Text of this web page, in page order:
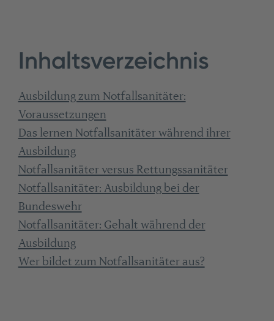
Inhaltsverzeichnis
Ausbildung zum Notfallsanitäter:
Voraussetzungen
Das lernen Notfallsanitäter während ihrer
Ausbildung
Notfallsanitäter versus Rettungssanitäter
Notfallsanitäter: Ausbildung bei der
Bundeswehr
Notfallsanitäter: Gehalt während der
Ausbildung
Wer bildet zum Notfallsanitäter aus?